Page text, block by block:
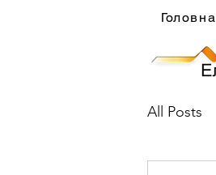
Головна
All Posts